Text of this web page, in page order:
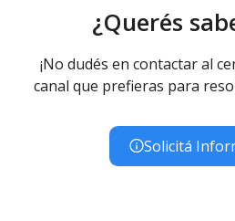
¿Querés
¡No dudés en contactar al
canal que prefieras para
Solicitá